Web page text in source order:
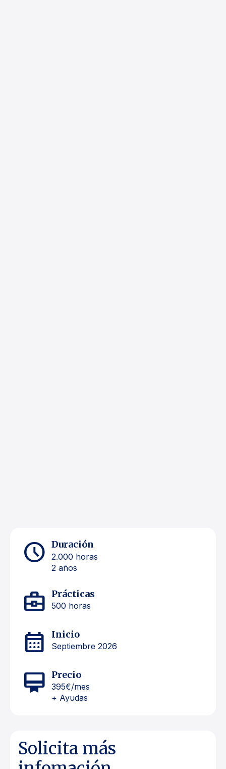
schedule Duración
2.000 horas
2 años
business_center Prácticas
500 horas
calendar_month Inicio
Septiembre 2026
card_membership Precio
395€/mes
+ Ayudas
Solicita más